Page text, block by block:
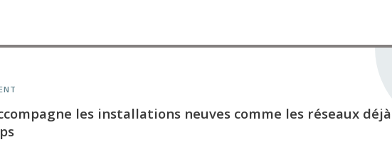
les installations neuves comme les réseaux déjà